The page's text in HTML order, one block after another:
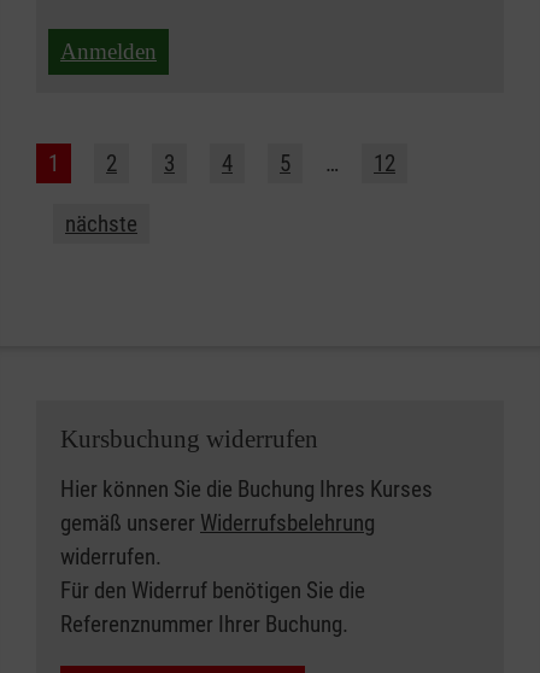
Anmelden
1 2 3 4 5 … 12
nächste
Kursbuchung widerrufen
Hier können Sie die Buchung Ihres Kurses
gemäß unserer Widerrufsbelehrung
widerrufen.
Für den Widerruf benötigen Sie die
Referenznummer Ihrer Buchung.